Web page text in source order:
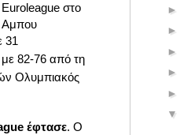
Euroleague στο
Αμπου
31
82-76 από τη
Ολυμπιακός
έφτασε. Ο
►
►
►
►
►
▼